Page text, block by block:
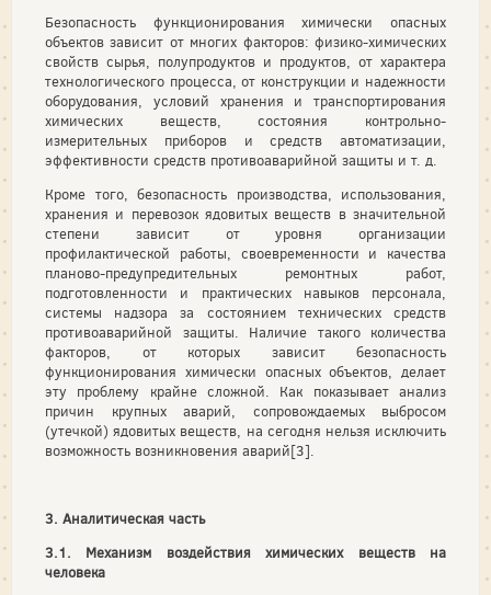
Безопасность функционирования химически опасных
объектов зависит от многих факторов: физико-химических
свойств сырья, полупродуктов и продуктов, от характера
технологического процесса, от конструкции и надежности
оборудования, условий хранения и транспортирования
химических веществ, состояния контрольно-
измерительных приборов и средств автоматизации,
эффективности средств противоаварийной защиты и т. д.
Кроме того, безопасность производства, использования,
хранения и перевозок ядовитых веществ в значительной
степени зависит от уровня организации
профилактической работы, своевременности и качества
планово-предупредительных ремонтных работ,
подготовленности и практических навыков персонала,
системы надзора за состоянием технических средств
противоаварийной защиты. Наличие такого количества
факторов, от которых зависит безопасность
функционирования химически опасных объектов, делает
эту проблему крайне сложной. Как показывает анализ
причин крупных аварий, сопровождаемых выбросом
(утечкой) ядовитых веществ, на сегодня нельзя исключить
возможность возникновения аварий[3].
3. Аналитическая часть
3.1. Механизм воздействия химических веществ на
человека